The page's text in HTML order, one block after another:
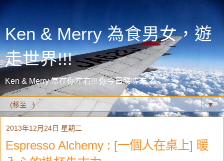
Ken & Merry 為食男女，遊
走世界!!!
Ken & Merry 常在你左右!!! 你今日睇咗未？
▼
2013年12月24日 星期二
Espresso Alchemy : [一個人在桌上] 暖